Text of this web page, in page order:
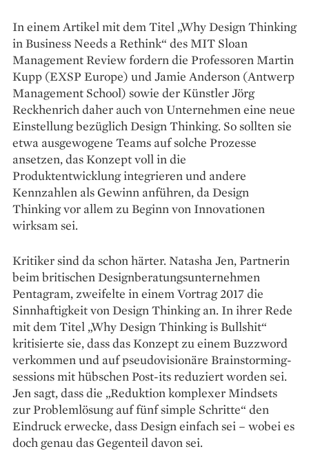
In einem Artikel mit dem Titel „Why Design Thinking
in Business Needs a Rethink“ des MIT Sloan
Management Review fordern die Professoren Martin
Kupp (EXSP Europe) und Jamie Anderson (Antwerp
Management School) sowie der Künstler Jörg
Reckhenrich daher auch von Unternehmen eine neue
Einstellung bezüglich Design Thinking. So sollten sie
etwa ausgewogene Teams auf solche Prozesse
ansetzen, das Konzept voll in die
Produktentwicklung integrieren und andere
Kennzahlen als Gewinn anführen, da Design
Thinking vor allem zu Beginn von Innovationen
wirksam sei.
Kritiker sind da schon härter. Natasha Jen, Partnerin
beim britischen Designberatungsunternehmen
Pentagram, zweifelte in einem Vortrag 2017 die
Sinnhaftigkeit von Design Thinking an. In ihrer Rede
mit dem Titel „Why Design Thinking is Bullshit“
kritisierte sie, dass das Konzept zu einem Buzzword
verkommen und auf pseudovisionäre Brainstorming-
sessions mit hübschen Post-its reduziert worden sei.
Jen sagt, dass die „Reduktion komplexer Mindsets
zur Problemlösung auf fünf simple Schritte“ den
Eindruck erwecke, dass Design einfach sei – wobei es
doch genau das Gegenteil davon sei.